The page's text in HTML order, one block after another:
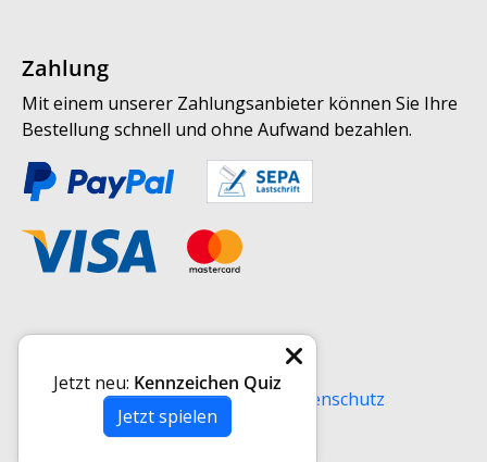
Zahlung
Mit einem unserer Zahlungsanbieter können Sie Ihre
Bestellung schnell und ohne Aufwand bezahlen.
Versand AGB Impressum
Datenschutz
Widerrufsrecht
Jetzt neu: Kennzeichen Quiz
Jetzt spielen